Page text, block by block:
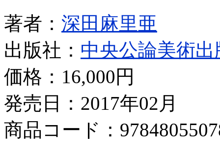
著者： 深田麻里亜
出版社： 中央公論美術出
価格： 16,000円
発売日：2017年02月
商品コード：